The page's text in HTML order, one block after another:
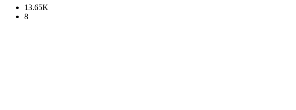
13.65K
8